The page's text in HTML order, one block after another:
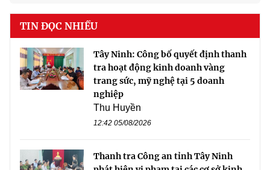
TIN ĐỌC NHIỀU
Tây Ninh: Công bố quyết định thanh
tra hoạt động kinh doanh vàng
trang sức, mỹ nghệ tại 5 doanh
nghiệp
Thu Huyền
12:42 05/08/2026
Thanh tra Công an tỉnh Tây Ninh